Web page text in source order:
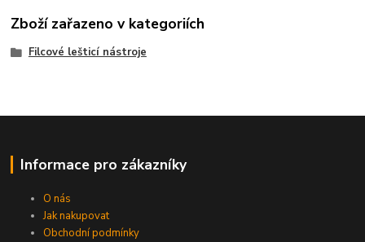
Zboží zařazeno v kategoriích
Filcové lešticí nástroje
Informace pro zákazníky
O nás
Jak nakupovat
Obchodní podmínky